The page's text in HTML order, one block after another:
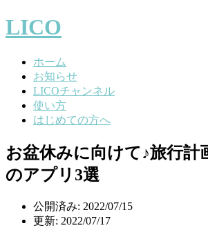
LICO
ホーム
お知らせ
LICOチャンネル
使い方
はじめての方へ
お盆休みに向けて♪旅行計
のアプリ3選
公開済み: 2022/07/15
更新: 2022/07/17